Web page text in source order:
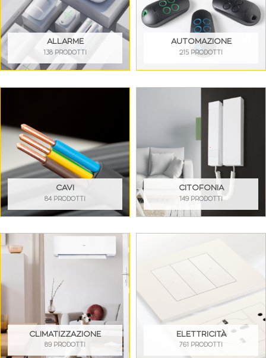
ALLARME
138 PRODOTTI
AUTOMAZIONE
215 PRODOTTI
CAVI
84 PRODOTTI
CITOFONIA
149 PRODOTTI
CLIMATIZZAZIONE
89 PRODOTTI
ELETTRICITÀ
761 PRODOTTI